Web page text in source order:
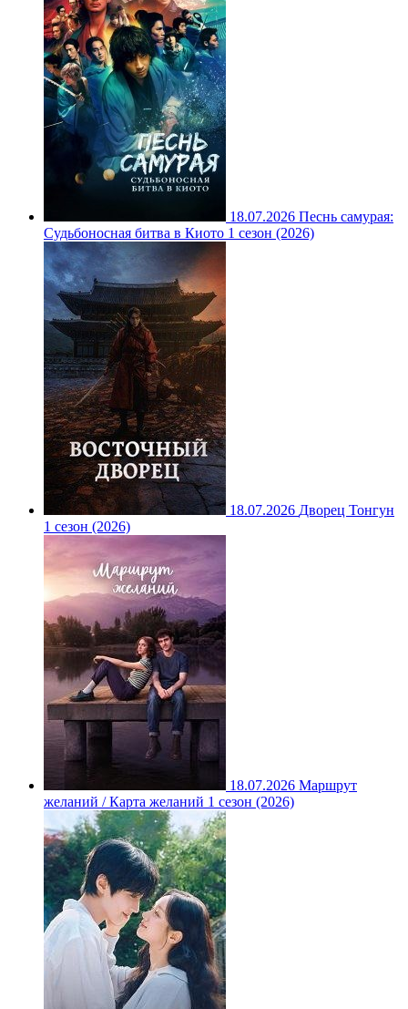
18.07.2026 Песнь самурая:
Судьбоносная битва в Киото 1 сезон (2026)
18.07.2026 Дворец Тонгун
1 сезон (2026)
18.07.2026 Маршрут
желаний / Карта желаний 1 сезон (2026)